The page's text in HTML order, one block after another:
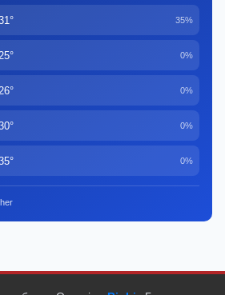
35%
0%
0%
0%
0%